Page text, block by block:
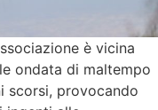
è vicina
ondata di maltempo
scorsi, provocando